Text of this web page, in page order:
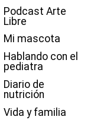
Podcast Arte
Libre
Mi mascota
Hablando con el
pediatra
Diario de
nutrición
Vida y familia